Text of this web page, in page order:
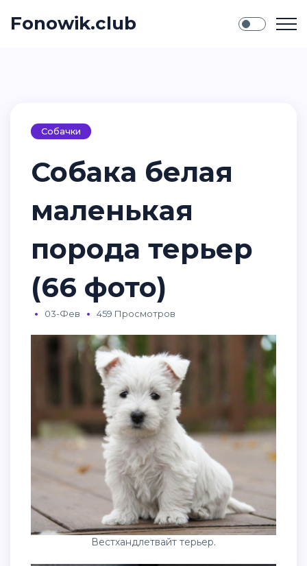
Fonowik.club
Собачки
Собака белая
маленькая
порода терьер
(66 фото)
03-Фев 459 Просмотров
Вестхандлетвайт терьер.